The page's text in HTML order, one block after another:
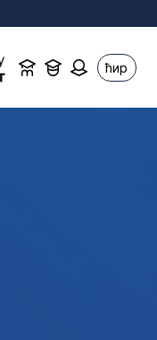
ћир